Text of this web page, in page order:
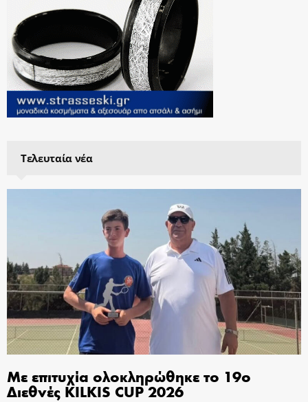
Τελευταία νέα
Με επιτυχία ολοκληρώθηκε το 19ο
Διεθνές KILKIS CUP 2026